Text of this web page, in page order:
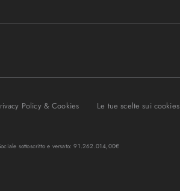
Policy & Cookies Le tue scelte sui cookies
sottoscritto e versato: 91.262.014,00€